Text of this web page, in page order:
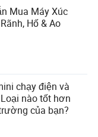
Mua Máy Xúc
Hố & Ao
chạy điện và
nào tốt hơn
của bạn?